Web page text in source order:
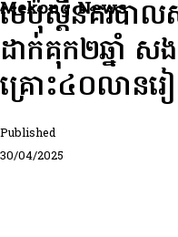
Mekong News
មេប៉ុស្តិ៍នគរបាល
ដាក់គុក២ឆ្នាំ ស
គ្រោះ៤០លានរ
Published
30/04/2025